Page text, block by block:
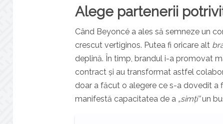
Alege partenerii
Când Beyoncé a ales să semneze un
crescut vertiginos. Putea fi oricare alt
deplină. În timp, brandul i-a promovat
contract și au transformat astfel
doar a făcut o alegere ce s-a dovedit a
manifestă capacitatea de a „simți”un